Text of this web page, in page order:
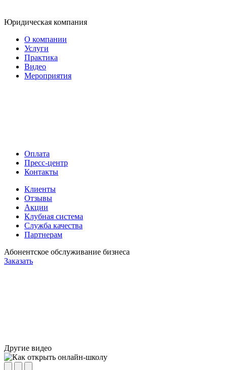
Юридическая компания
О компании
Услуги
Практика
Видео
Мероприятия
Оплата
Пресс-центр
Контакты
Клиенты
Отзывы
Акции
Клубная система
Служба качества
Партнерам
Абонентское обслуживание бизнеса
Заказать
Другие видео